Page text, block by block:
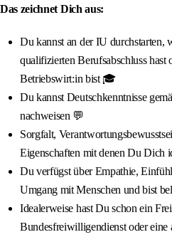
Das zeichnet Dich aus:
Du kannst an der IU durchstarten,
qualifizierten Berufsabschluss hast
Betriebswirt:in bist 🎓
Du kannst Deutschkenntnisse
nachweisen 💬
Sorgfalt,
Eigenschaften mit denen Du Dich
Du verfügst über Empathie,
Umgang mit Menschen und bist
Idealerweise hast Du schon ein
Bundesfreiwilligendienst oder eine